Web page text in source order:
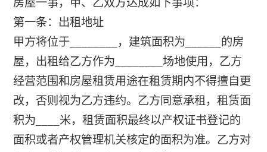
房屋一事，甲、乙双方达成如下事项：
第一条：出租地址
甲方将位于________，建筑面积为______的房
屋，出租给乙方作为________场地使用，乙方
经营范围和房屋租赁用途在租赁期内不得擅自更
改，否则视为乙方违约。乙方同意承租，租赁面
积为____米，租赁面积最终以产权证书登记的
面积或者产权管理机关核定的面积为准。乙方对